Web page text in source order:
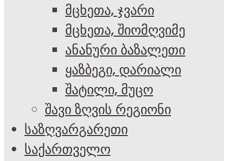
მცხეთა, ჯვარი
მცხეთა, შიომღვიმე
ანანური ბაზალეთი
ყაზბეგი, დარიალი
შატილი, მუცო
შავი ზღვის რეგიონი
საზღვარგარეთი
საქართველო